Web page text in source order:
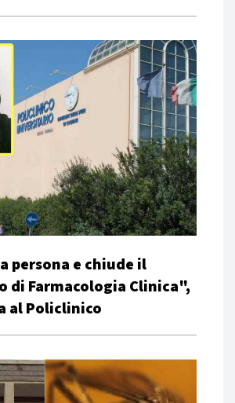
persona e chiude il
di Farmacologia Clinica",
al Policlinico